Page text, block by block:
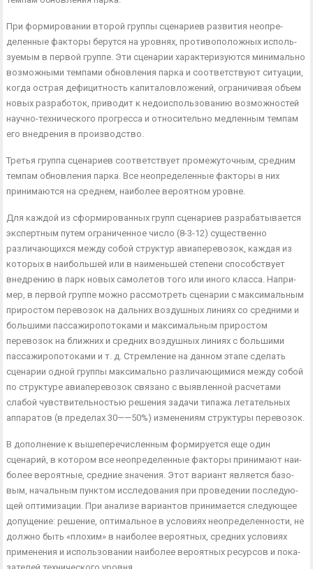
При формировании второй группы сценариев развития неопре­
деленные факторы берутся на уровнях, противоположных исполь­
зуемым в первой группе. Эти сценарии характеризуются минималь­но
возможными темпами обновления парка и соответствуют ситу­ации,
когда острая дефицитность капиталовложений, ограничивая объем
новых разработок, приводит к недоиспользованию возмож­ностей
научно-технического прогресса и относительно медленным темпам
его внедрения в производство.
Третья группа сценариев соответствует промежуточным, сред­ним
темпам обновления парка. Все неопределенные факторы в них
принимаются на среднем, наиболее вероятном уровне.
Для каждой из сформированных групп сценариев разрабатыва­ется
экспертным путем ограниченное число (8-3-12) существенно
различающихся между собой структур авиаперевозок, каждая из
которых в наибольшей или в наименьшей степени способствует
внедрению в парк новых самолетов того или иного класса. Напри­
мер, в первой группе можно рассмотреть сценарии с максималь­ным
приростом перевозок на дальних воздушных линиях со сред­ними и
большими пассажиропотоками и максимальным приростом
перевозок на ближних и средних воздушных линиях с большими
пассажиропотоками и т. д. Стремление на данном этапе сделать
сценарии одной группы максимально различающимися между со­бой
по структуре авиаперевозок связано с выявленной расчетами
слабой чувствительностью решения задачи типажа летательных
аппаратов (в пределах 30——50%) изменениям структуры перевозок.
В дополнение к вышеперечисленным формируется еще один
сценарий, в котором все неопределенные факторы принимают наи­
более вероятные, средние значения. Этот вариант является базо­
вым, начальным пунктом исследования при проведении последую­
щей оптимизации. При анализе вариантов принимается следующее
допущение: решение, оптимальное в условиях неопределенности, не
должно быть «плохим» в наиболее вероятных, средних условиях
применения и использовании наиболее вероятных ресурсов и пока­